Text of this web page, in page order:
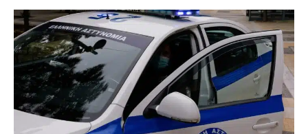
«Στην πρώτη γραμμή οι αστυνομικοί της Ήλιδας» – Τα
συγχαρητήρια της ΕΑΥ Ηλείας
ΣΩΜΑΤΑ ΑΣΦΑΛΕΙΑΣ 9 Αυγούστου 2026 15:18
Δέσμευση Βελόπουλου: «Το λιγότερο 1.800 ευρώ μισθός στους
ένστολους» (βίντεο)
ΣΩΜΑΤΑ ΑΣΦΑΛΕΙΑΣ 9 Αυγούστου 2026 14:53
Βόλος: Ανήλικος με τέσσερις συσκευασίες κάνναβης – Τον
εντόπισαν αστυνομικοί της ΟΠΚΕ